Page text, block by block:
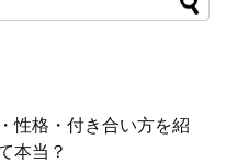
性格・付き合い方を紹
本当？